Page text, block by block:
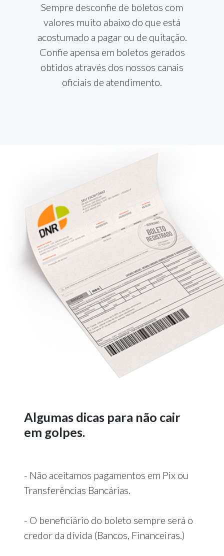
Sempre desconfie de boletos com
valores muito abaixo do que está
acostumado a pagar ou de quitação.
Confie apensa em boletos gerados
obtidos através dos nossos canais
oficiais de atendimento.
Algumas dicas para não cair
em golpes.
- Não aceitamos pagamentos em Pix ou
Transferências Bancárias.
- O beneficiário do boleto sempre será o
credor da dívida (Bancos, Financeiras.)